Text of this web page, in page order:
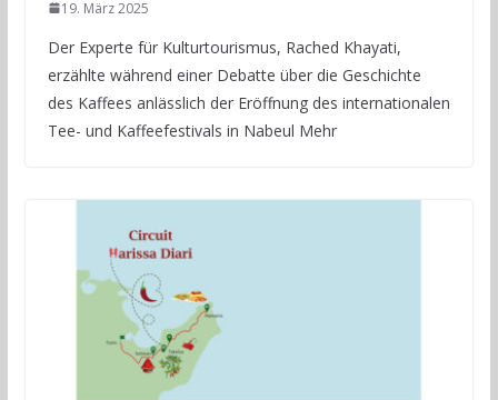
19. März 2025
Der Experte für Kulturtourismus, Rached Khayati,
erzählte während einer Debatte über die Geschichte
des Kaffees anlässlich der Eröffnung des internationalen
Tee- und Kaffeefestivals in Nabeul Mehr